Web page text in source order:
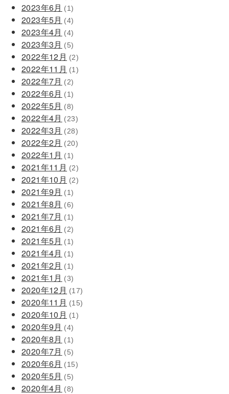
2023年6月 (1)
2023年5月 (4)
2023年4月 (4)
2023年3月 (5)
2022年12月 (2)
2022年11月 (1)
2022年7月 (2)
2022年6月 (1)
2022年5月 (8)
2022年4月 (23)
2022年3月 (28)
2022年2月 (20)
2022年1月 (1)
2021年11月 (2)
2021年10月 (2)
2021年9月 (1)
2021年8月 (6)
2021年7月 (1)
2021年6月 (2)
2021年5月 (1)
2021年4月 (1)
2021年2月 (1)
2021年1月 (3)
2020年12月 (17)
2020年11月 (15)
2020年10月 (1)
2020年9月 (4)
2020年8月 (1)
2020年7月 (5)
2020年6月 (15)
2020年5月 (5)
2020年4月 (8)